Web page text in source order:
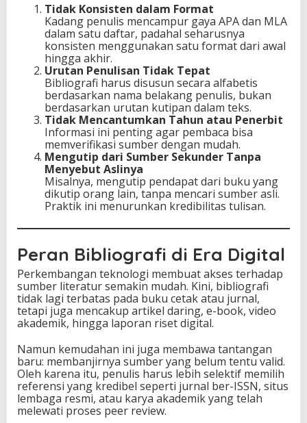
Tidak Konsisten dalam Format
Kadang penulis mencampur gaya APA dan MLA
dalam satu daftar, padahal seharusnya
konsisten menggunakan satu format dari awal
hingga akhir.
Urutan Penulisan Tidak Tepat
Bibliografi harus disusun secara alfabetis
berdasarkan nama belakang penulis, bukan
berdasarkan urutan kutipan dalam teks.
Tidak Mencantumkan Tahun atau Penerbit
Informasi ini penting agar pembaca bisa
memverifikasi sumber dengan mudah.
Mengutip dari Sumber Sekunder Tanpa
Menyebut Aslinya
Misalnya, mengutip pendapat dari buku yang
dikutip orang lain, tanpa mencari sumber asli.
Praktik ini menurunkan kredibilitas tulisan.
Peran Bibliografi di Era Digital
Perkembangan teknologi membuat akses terhadap
sumber literatur semakin mudah. Kini, bibliografi
tidak lagi terbatas pada buku cetak atau jurnal,
tetapi juga mencakup artikel daring, e-book, video
akademik, hingga laporan riset digital.
Namun kemudahan ini juga membawa tantangan
baru: membanjirnya sumber yang belum tentu valid.
Oleh karena itu, penulis harus lebih selektif memilih
referensi yang kredibel seperti jurnal ber-ISSN, situs
lembaga resmi, atau karya akademik yang telah
melewati proses peer review.